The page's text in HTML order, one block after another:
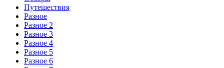
Путешествия
Разное
Разное 2
Разное 3
Разное 4
Разное 5
Разное 6